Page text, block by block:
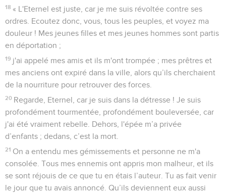
18 « L'Eternel est juste, car je me suis révoltée contre ses
ordres. Ecoutez donc, vous, tous les peuples, et voyez ma
douleur ! Mes jeunes filles et mes jeunes hommes sont partis
en déportation ;
19 j'ai appelé mes amis et ils m'ont trompée ; mes prêtres et
mes anciens ont expiré dans la ville, alors qu’ils cherchaient
de la nourriture pour retrouver des forces.
20 Regarde, Eternel, car je suis dans la détresse ! Je suis
profondément tourmentée, profondément bouleversée, car
j'ai été vraiment rebelle. Dehors, l'épée m’a privée
d’enfants ; dedans, c’est la mort.
21 On a entendu mes gémissements et personne ne m'a
consolée. Tous mes ennemis ont appris mon malheur, et ils
se sont réjouis de ce que tu en étais l’auteur. Tu as fait venir
le jour que tu avais annoncé. Qu’ils deviennent eux aussi